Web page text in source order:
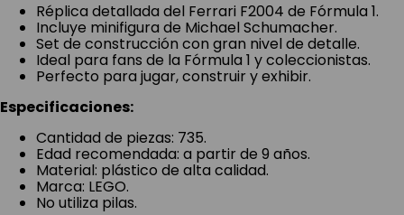
Réplica detallada del Ferrari F2004 de Fórmula 1.
Incluye minifigura de Michael Schumacher.
Set de construcción con gran nivel de detalle.
Ideal para fans de la Fórmula 1 y coleccionistas.
Perfecto para jugar, construir y exhibir.
Especificaciones:
Cantidad de piezas: 735.
Edad recomendada: a partir de 9 años.
Material: plástico de alta calidad.
Marca: LEGO.
No utiliza pilas.